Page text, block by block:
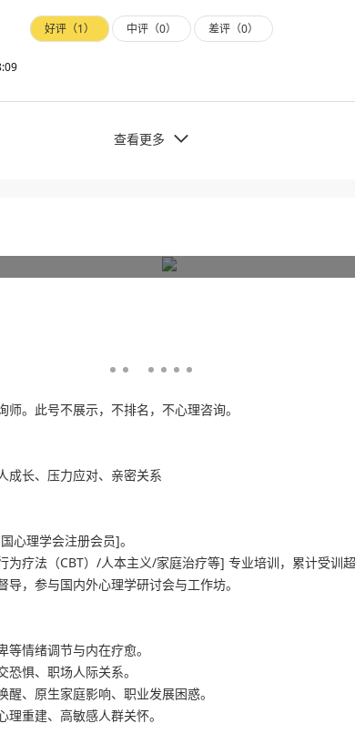
好评（1） 中评（0） 差评（0）
查看更多 
。此号不展示，不排名，不心理咨询。
成长、压力应对、亲密关系
心理学会注册会员]。
为疗法（CBT）/人本主义/家庭治疗等] 专业培训，累计受训
，参与国内外心理学研讨会与工作坊。
情绪调节与内在疗愈。
惧、职场人际关系。
、原生家庭影响、职业发展困惑。
重建、高敏感人群关怀。